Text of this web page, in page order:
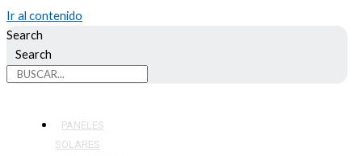
Ir al contenido
Search
Search
PANELES
SOLARES